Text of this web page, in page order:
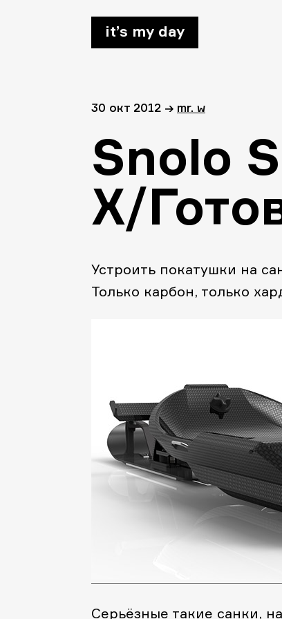
it’s my day
30 окт 2012 → mr. w
Snolo
X/
Устроить покатушки на
Только карбон, только
Серьёзные такие санки,